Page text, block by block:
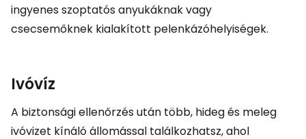
ingyenes szoptatós anyukáknak vagy
csecsemőknek kialakított pelenkázóhelyiségek.
Ivóvíz
A biztonsági ellenőrzés után több, hideg és meleg
ivóvizet kínáló állomással találkozhatsz, ahol